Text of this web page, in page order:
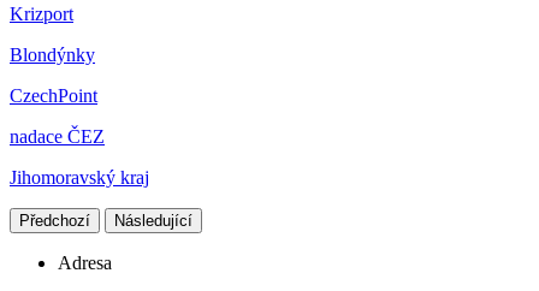
Krizport
Blondýnky
CzechPoint
nadace ČEZ
Jihomoravský kraj
Předchozí Následující
Adresa